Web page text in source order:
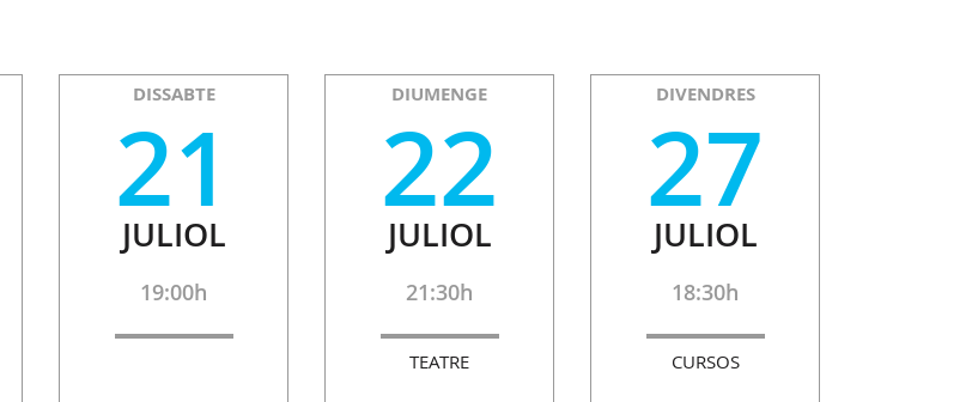
DISSABTE
21
JULIOL
19:00h
DIUMENGE
22
JULIOL
21:30h
TEATRE
DIVENDRES
27
JULIOL
18:30h
CURSOS